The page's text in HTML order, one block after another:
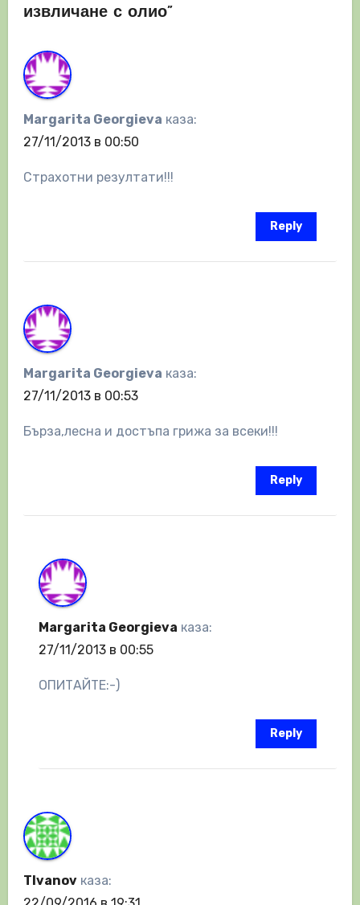
извличане с олио”
Margarita Georgieva каза:
27/11/2013 в 00:50
Страхотни резултати!!!
Reply
Margarita Georgieva каза:
27/11/2013 в 00:53
Бърза,лесна и достъпа грижа за всеки!!!
Reply
Margarita Georgieva каза:
27/11/2013 в 00:55
ОПИТАЙТЕ:-)
Reply
TIvanov каза: